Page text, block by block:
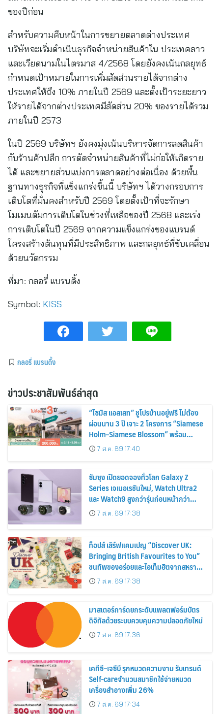
ของปีก่อน
สำหรับความคืบหน้าในการขยายตลาดต่างประเทศ
บริษัทจะเริ่มดำเนินธุรกิจจำหน่ายสินค้าใน ประเทศลาว
และเวียดนามในไตรมาส 4/2568 โดยยังคงเน้นกลยุทธ์
กำหนดเป้าหมายในการเพิ่มสัดส่วนรายได้จากต่าง
ประเทศให้ถึง 10% ภายในปี 2569 และตั้งเป้าระยะยาว
ให้รายได้จากต่างประเทศมีสัดส่วน 20% ของรายได้รวม
ภายในปี 2573
ในปี 2569 บริษัทฯ ยังคงมุ่งเน้นบริหารจัดการลดสินค้า
กับร้านค้าปลีก การตัดจำหน่ายสินค้าที่ไม่ก่อให้เกิดราย
ได้ และขยายส่วนแบ่งการตลาดอย่างต่อเนื่อง ด้วยพื้น
ฐานทางธุรกิจที่แข็งแกร่งขึ้นนี้ บริษัทฯ ได้วางกรอบการ
เติบโตที่มั่นคงสำหรับปี 2569 โดยตั้งเป้าที่จะรักษา
โมเมนตัมการเติบโตในช่วงที่เหลือของปี 2568 และเร่ง
การเติบโตในปี 2569 จากความแข็งแกร่งของแบรนด์
โครงสร้างต้นทุนที่มีประสิทธิภาพ และกลยุทธ์ที่ขับเคลื่อน
ด้วยนวัตกรรม
ที่มา: กลอรี่ แบรนดิ้ง
Symbol: KISS
กลอรี่ แบรนดิ้ง
ข่าวประชาสัมพันธ์ล่าสุด
“ไซมิส แอสเสท” ชูโปรบ้านอยู่ฟรี ไม่ต้อง
ผ่อนนาน 3 ปี เจาะ 2 โครงการ “Siamese
Holm–Siamese Blossom” พร้อม
ส่วนลดและสิทธิพิเศษถึง 31 สิงหาคม
2569
7 ส.ค. 69 17:40
ซัมซุง เปิดยอดจองทั่วโลก Galaxy Z
Series เจเนอเรชันใหม่, Watch Ultra2
และ Watch9 สูงกว่ารุ่นก่อนหน้ากว่า
30%7 ส.ค. 69 17:38
ท็อปส์ เสิร์ฟแคมเปญ “Discover UK:
Bringing British Favourites to You”
ขนทัพของอร่อยและไอเท็มฮิตจากสหราช
อาณาจักร ส่งตรงถึงมือตั้งแต่วันนี้ – 18
สิงหาคมนี้
7 ส.ค. 69 17:38
มาสเตอร์การ์ดยกระดับแพลตฟอร์มบัตร
ดิจิทัลด้วยระบบควบคุมความปลอดภัยใหม่
7 ส.ค. 69 17:36
เคทีซี–เจซีบี รุกหมวดความงาม รับเทรนด์
Self-careจำนวนสมาชิกใช้จ่ายหมวด
เครื่องสำอางเพิ่ม 26%
7 ส.ค. 69 17:34